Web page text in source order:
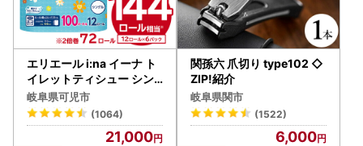
エリエール i:na イーナ ト
イレットティシュー シン
グル 100巻 12ロール×6P
【0095-005】トイレッ
トペーパー
岐阜県可児市
(1064)
21,000
関孫六 爪切り type102 ◇
ZIP!紹介
岐阜県関市
(1522)
6,000